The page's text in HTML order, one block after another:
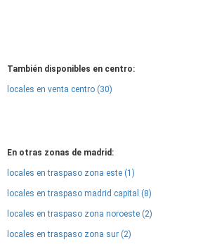
También disponibles en centro:
locales en venta centro (30)
En otras zonas de madrid:
locales en traspaso zona este (1)
locales en traspaso madrid capital (8)
locales en traspaso zona noroeste (2)
locales en traspaso zona sur (2)